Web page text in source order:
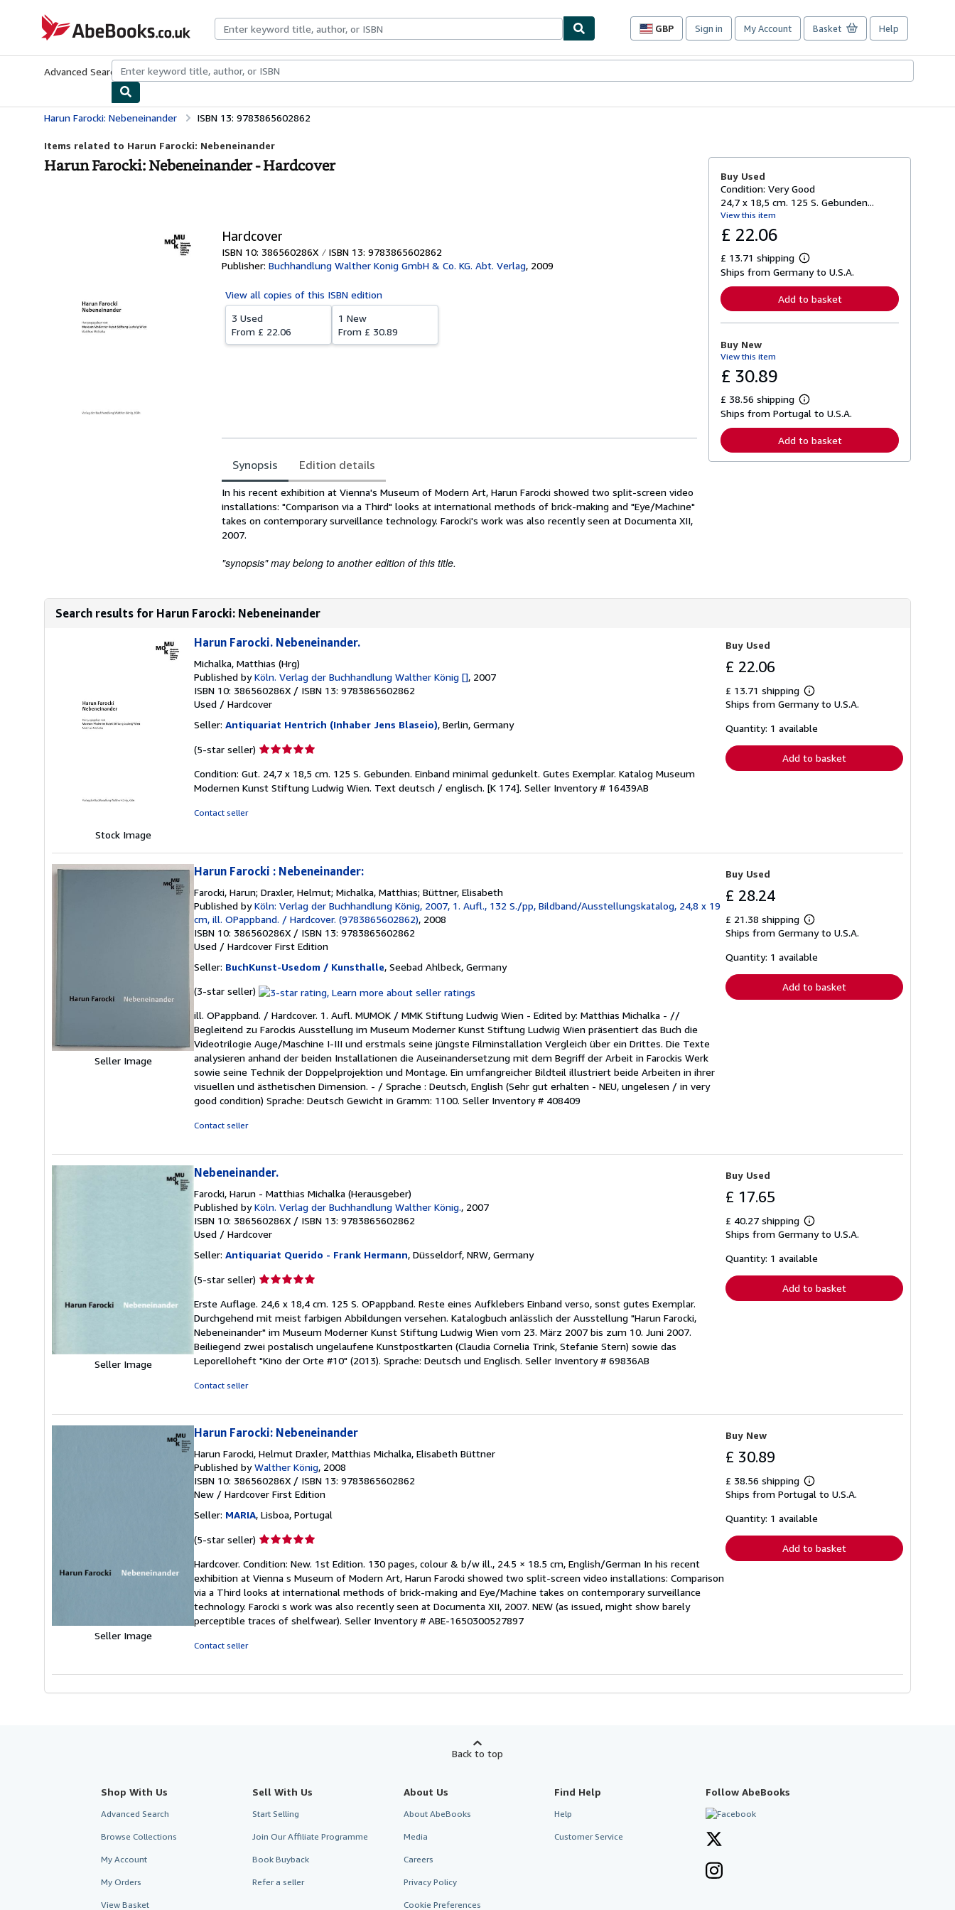
AbeBooks.co.uk
GBP
Site
preferences
Sign in My Account Basket Help
Advanced Search Browse CollectionsRare BooksArt & Collectables
Harun Farocki: Nebeneinander ISBN 13: 9783865602862
Items related to Harun Farocki: Nebeneinander
Harun Farocki: Nebeneinander - Hardcover
Hardcover
ISBN 10: 386560286X ISBN 13: 9783865602862
Publisher: Buchhandlung Walther Konig GmbH & Co. KG. Abt. Verlag, 2009
View all copies of this ISBN edition
3 Used
From £ 22.06
1 New
From £ 30.89
Synopsis Edition details
Synopsis
In his recent exhibition at Vienna's Museum of Modern Art, Harun Farocki showed two split-screen video
installations: "Comparison via a Third" looks at international methods of brick-making and "Eye/Machine"
takes on contemporary surveillance technology. Farocki's work was also recently seen at Documenta XII,
2007.
"synopsis" may belong to another edition of this title.
Buy Used
Condition: Very Good
24,7 x 18,5 cm. 125 S. Gebunden...
View this item
£ 22.06
£ 13.71 shipping
L
e
n
o
t
s
p
p
i
Ships from Germany to U.S.A.
Add to basket
Buy New
View this item
£ 30.89
£ 38.56 shipping
L
e
n
Ships from Portugal to U.S.A.
Add to basket
Search results for Harun Farocki: Nebeneinander
Stock Image
Harun Farocki. Nebeneinander.
Michalka, Matthias (Hrg)
Published byKöln. Verlag der Buchhandlung Walther König [], 2007
ISBN 10: 386560286X / ISBN 13: 9783865602862
Used / Hardcover
Seller: Antiquariat Hentrich (Inhaber Jens Blaseio), Berlin, Germany
(5-star seller) Seller
5
out
Condition: Gut. 24,7 x 18,5 cm. 125 S. Gebunden. Einband minimal gedunkelt. Gutes Exemplar. Katalog Museum
Modernen Kunst Stiftung Ludwig Wien. Text deutsch / englisch. [K 174]. Seller Inventory # 16439AB
Contact seller
Buy Used
£ 22.06
£ 13.71 shipping
Learn
more
shipping
Ships from Germany to U.S.A.
Quantity: 1 available
Add to basket
Seller Image
Harun Farocki : Nebeneinander:
Farocki, Harun; Draxler, Helmut; Michalka, Matthias; Büttner, Elisabeth
Published byKöln: Verlag der Buchhandlung König, 2007, 1. Aufl., 132 S./pp, Bildband/Ausstellungskatalog, 24,8 x 19
cm, ill. OPappband. / Hardcover. (9783865602862), 2008
ISBN 10: 386560286X / ISBN 13: 9783865602862
Used / Hardcover First Edition
Seller: BuchKunst-Usedom / Kunsthalle, Seebad Ahlbeck, Germany
(3-star seller) Seller
3
out
of
5
stars
ill. OPappband. / Hardcover. 1. Aufl. MUMOK / MMK Stiftung Ludwig Wien - Edited by: Matthias Michalka - //
Begleitend zu Farockis Ausstellung im Museum Moderner Kunst Stiftung Ludwig Wien präsentiert das Buch die
Videotrilogie Auge/Maschine I-III und erstmals seine jüngste Filminstallation Vergleich über ein Drittes. Die Texte
analysieren anhand der beiden Installationen die Auseinandersetzung mit dem Begriff der Arbeit in Farockis Werk
sowie seine Technik der Doppelprojektion und Montage. Ein umfangreicher Bildteil illustriert beide Arbeiten in ihrer
visuellen und ästhetischen Dimension. - / Sprache : Deutsch, English (Sehr gut erhalten - NEU, ungelesen / in very
good condition) Sprache: Deutsch Gewicht in Gramm: 1100. Seller Inventory # 408409
Contact seller
Buy Used
£ 28.24
£ 21.38 shipping
Learn
more
shipping
Ships from Germany to U.S.A.
Quantity: 1 available
Add to basket
Seller Image
Nebeneinander.
Farocki, Harun - Matthias Michalka (Herausgeber)
Published byKöln. Verlag der Buchhandlung Walther König., 2007
ISBN 10: 386560286X / ISBN 13: 9783865602862
Used / Hardcover
Seller: Antiquariat Querido - Frank Hermann, Düsseldorf, NRW, Germany
(5-star seller) Seller
5
out
of
5
stars
Erste Auflage. 24,6 x 18,4 cm. 125 S. OPappband. Reste eines Aufklebers Einband verso, sonst gutes Exemplar.
Durchgehend mit meist farbigen Abbildungen versehen. Katalogbuch anlässlich der Ausstellung "Harun Farocki,
Nebeneinander" im Museum Moderner Kunst Stiftung Ludwig Wien vom 23. März 2007 bis zum 10. Juni 2007.
Beiliegend zwei postalisch ungelaufene Kunstpostkarten (Claudia Cornelia Trink, Stefanie Stern) sowie das
Leporelloheft "Kino der Orte #10" (2013). Sprache: Deutsch und Englisch. Seller Inventory # 69836AB
Contact seller
Buy Used
£ 17.65
£ 40.27 shipping
Learn
more
shipping
Ships from Germany to U.S.A.
Quantity: 1 available
Add to basket
Seller Image
Harun Farocki: Nebeneinander
Harun Farocki, Helmut Draxler, Matthias Michalka, Elisabeth Büttner
Published byWalther König, 2008
ISBN 10: 386560286X / ISBN 13: 9783865602862
New / Hardcover First Edition
Seller: MARIA, Lisboa, Portugal
(5-star seller) Seller
5
out
of
5
stars
Hardcover. Condition: New. 1st Edition. 130 pages, colour & b/w ill., 24.5 × 18.5 cm, English/German In his recent
exhibition at Vienna s Museum of Modern Art, Harun Farocki showed two split-screen video installations: Comparison
via a Third looks at international methods of brick-making and Eye/Machine takes on contemporary surveillance
technology. Farocki s work was also recently seen at Documenta XII, 2007. NEW (as issued, might show barely
perceptible traces of shelfwear). Seller Inventory # ABE-1650300527897
Contact seller
Buy New
£ 30.89
£ 38.56 shipping
Learn
more
shipping
Ships from Portugal to U.S.A.
Quantity: 1 available
Add to basket
Back to top
Shop With Us
Advanced Search
Browse Collections
My Account
My Orders
View Basket
Sell With Us
Start Selling
Join Our Affiliate Programme
Book Buyback
Refer a seller
About Us
About AbeBooks
Media
Careers
Privacy Policy
Cookie Preferences
Find Help
Help
Customer Service
Follow AbeBooks